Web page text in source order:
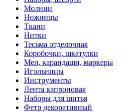
Молнии
Ножницы
Ткани
Нитки
Тесьма отделочная
Коробочки, шкатулки
Мел, карандаши, маркеры
Игольницы
Инструменты
Лента капроновая
Наборы для шитья
Фетр декоративный